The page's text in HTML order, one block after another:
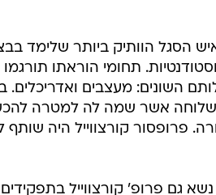
איש הסגל הוותיק ביותר
אשר שמה לה למטרה
גם פרופ' קורצווייל בתפקידים